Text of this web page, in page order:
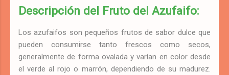
Descripción del Fruto del Azufaifo:
Los azufaifos son pequeños frutos de sabor dulce que
pueden consumirse tanto frescos como secos,
generalmente de forma ovalada y varían en color desde
el verde al rojo o marrón, dependiendo de su madurez.